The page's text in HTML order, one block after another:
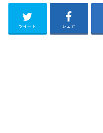
ツイート シェア